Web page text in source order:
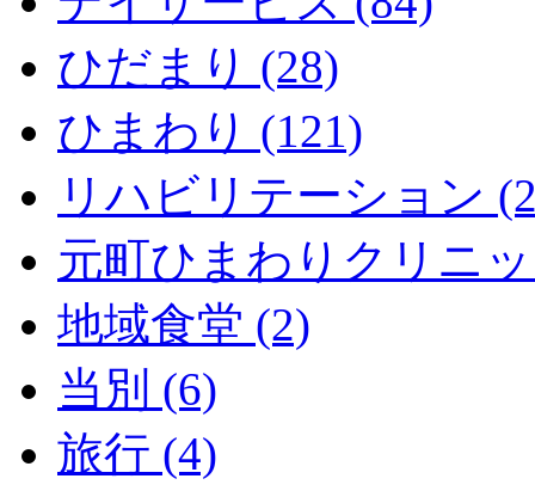
ひだまり (28)
ひまわり (121)
リハビリテーション
元町ひまわりクリニ
地域食堂 (2)
当別 (6)
旅行 (4)